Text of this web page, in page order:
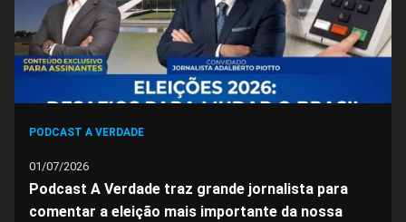
PODCAST A VERDADE
01/07/2026
Podcast A Verdade traz grande jornalista para
comentar a eleição mais importante da nossa